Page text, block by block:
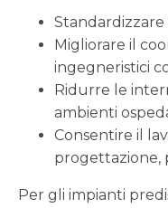
Standardizzare
Migliorare il
ingegneristici
Ridurre le
ambienti
Consentire il
progettazione,
Per gli impianti